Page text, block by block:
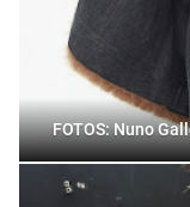
FOTOS: Nuno